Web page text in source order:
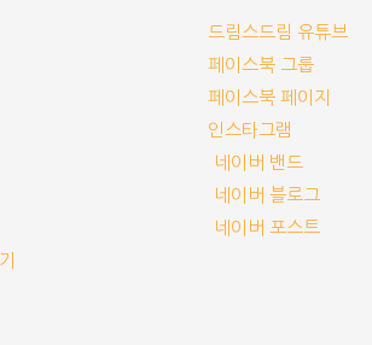
드림스드림 유튜브
페이스북 그룹
페이스북 페이지
인스타그램
네이버 밴드
네이버 블로그
네이버 포스트